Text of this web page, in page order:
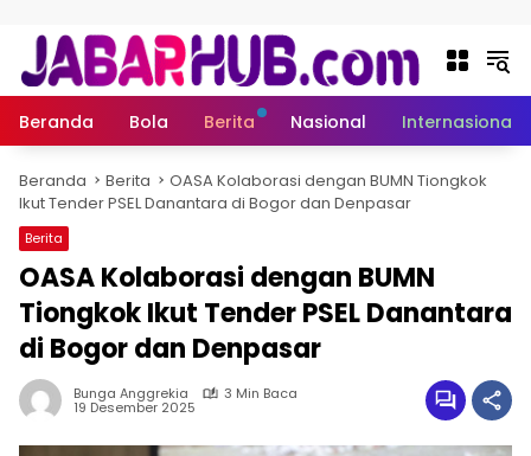
Beranda Bola Berita Nasional Internasional
Beranda Berita
OASA Kolaborasi dengan BUMN Tiongkok
Ikut Tender PSEL Danantara di Bogor dan Denpasar
Berita
OASA Kolaborasi dengan BUMN
Tiongkok Ikut Tender PSEL Danantara
di Bogor dan Denpasar
Bunga Anggrekia 3 Min Baca
19 Desember 2025